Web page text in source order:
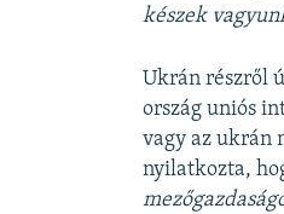
készek
Ukrán részről
ország uniós
vagy az ukrán
nyilatkozta,